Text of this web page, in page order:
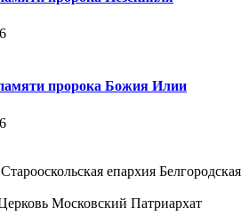
памяти пророка Божия Илии
епархия Белгородская
Московский Патриархат